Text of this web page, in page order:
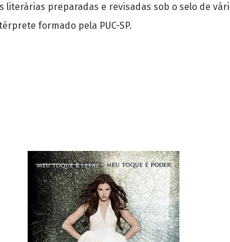
literárias preparadas e revisadas sob o selo de
formado pela PUC-SP.